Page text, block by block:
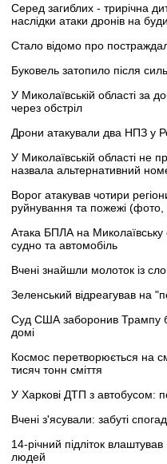
Серед загиблих - трирічна
наслідки атаки дронів на
Стало відомо про
Буковель затопило після
У Миколаївській області за
через обстріл
Дрони атакували два НПЗ у
У Миколаївській області не
назвала альтернативний
Ворог атакував чотири
руйнування та пожежі (фото,
Атака БПЛА на
судно та автомобіль
Вчені знайшли молоток із
Зеленський відреагував на
Суд США заборонив Трампу
домі
Космос перетворюється на
тисяч тонн сміття
У Харкові ДТП з автобусом:
Вчені з'ясували: забуті
14-річний підліток
людей